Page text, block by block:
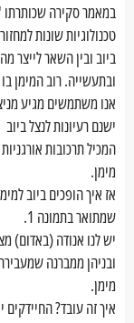
במאמר סקירה שכותרתו
טכנולוגיות שונות
ביוב ובין השאר לייצר
ובתעשייה. רוב המימן בו
אנו משתמשים מגיע
ישנם רעיונות לנצל ביוב
המכיל תרכובות
מימן.
שמתואר בתמונה 1.
יש לנו אנודה (באדום)
ובניהן ממברנה שמעבירה
מימן.
איך זה עובד?